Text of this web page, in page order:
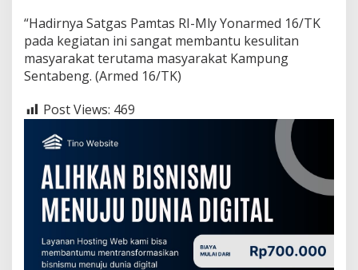
“Hadirnya Satgas Pamtas RI-Mly Yonarmed 16/TK
pada kegiatan ini sangat membantu kesulitan
masyarakat terutama masyarakat Kampung
Sentabeng. (Armed 16/TK)
Post Views: 469